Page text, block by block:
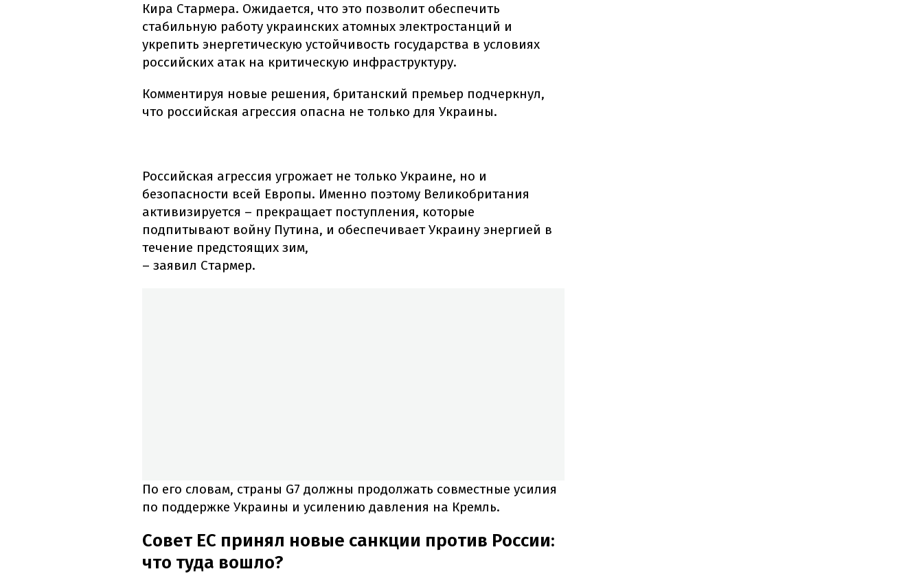
Кира Стармера. Ожидается, что это позволит обеспечить
стабильную работу украинских атомных электростанций и
укрепить энергетическую устойчивость государства в условиях
российских атак на критическую инфраструктуру.
Комментируя новые решения, британский премьер подчеркнул,
что российская агрессия опасна не только для Украины.
Российская агрессия угрожает не только Украине, но и
безопасности всей Европы. Именно поэтому Великобритания
активизируется – прекращает поступления, которые
подпитывают войну Путина, и обеспечивает Украину энергией в
течение предстоящих зим,
– заявил Стармер.
По его словам, страны G7 должны продолжать совместные усилия
по поддержке Украины и усилению давления на Кремль.
Совет ЕС принял новые санкции против России:
что туда вошло?